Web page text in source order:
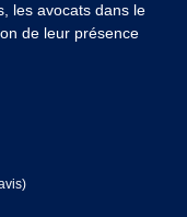
les avocats dans le
de leur présence